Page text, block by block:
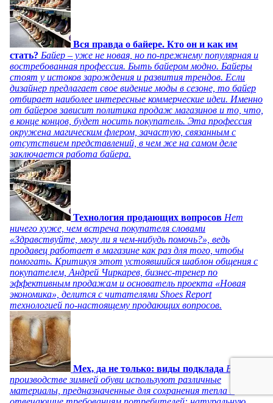
Вся правда о байере. Кто он и как им
стать? Байер – уже не новая, но по-прежнему популярная и
востребованная профессия. Быть байером модно. Байеры
стоят у истоков зарождения и развития трендов. Если
дизайнер предлагает свое видение моды в сезоне, то байер
отбирает наиболее интересные коммерческие идеи. Именно
от байеров зависит политика продаж магазинов и то, что,
в конце концов, будет носить покупатель. Эта профессия
окружена магическим флером, зачастую, связанным с
отсутствием представлений, в чем же на самом деле
заключается работа байера.
Технология продающих вопросов Нет
ничего хуже, чем встреча покупателя словами
«Здравствуйте, могу ли я чем-нибудь помочь?», ведь
продавец работает в магазине как раз для того, чтобы
помогать. Критикуя этот устоявшийся шаблон общения с
покупателем, Андрей Чиркарев, бизнес-тренер по
эффективным продажам и основатель проекта «Новая
экономика», делится с читателями Shoes Report
технологией по-настоящему продающих вопросов.
Мех, да не только: виды подклада В
производстве зимней обуви используют различные
материалы, предназначенные для сохранения тепла и